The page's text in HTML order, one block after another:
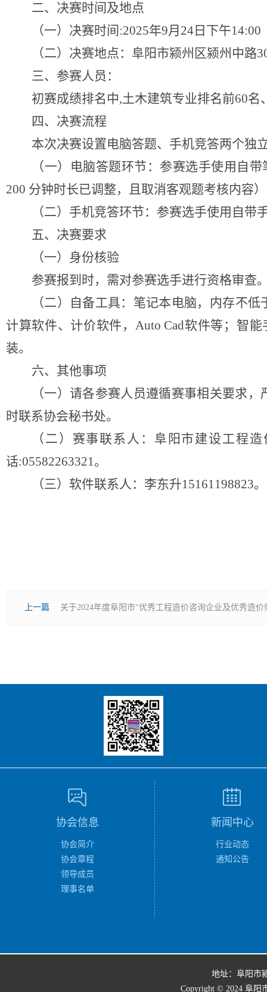
二、决赛时间及地点
（一）决赛时间:2025年9月24日下午
（二）决赛地点：阜阳市颍州区颍州中路
三、 参赛人员：
初赛成绩排名中,土木建筑专业排名前60
四、决赛流程
本次决赛设置电脑答题、 手机竞答两个独
（一）
电脑答题环节 ： 参赛选手使用自带
200 分钟时长已调整，且取消客观题考核内容
（二） 手机竞答环节： 参赛选手使用自带
五、 决赛要求
（一） 身份核验
参赛报到时，需对参赛选手进行资格审查
（二）自备工具：笔记本电脑，内存不低
计算软件、计价软件，Auto Cad软件等；智
装。
六、其他事项
（一）请各参赛人员遵循赛事相关要求
时联系协会秘书处。
（二）赛事联系人：阜阳市建设工程
话:05582263321。
（三）软件联系人：李东升15161198823。
上一篇 关于2024年度阜阳市“优秀工程造价咨询企业及优秀造
协会信息
协会简介
协会章程
领导成员
理事名单
新闻中心
行业动态
通知公告
地址：阜阳市
Copyright © 2024 阜阳